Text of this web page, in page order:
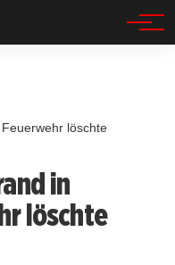
löschte
in
löschte